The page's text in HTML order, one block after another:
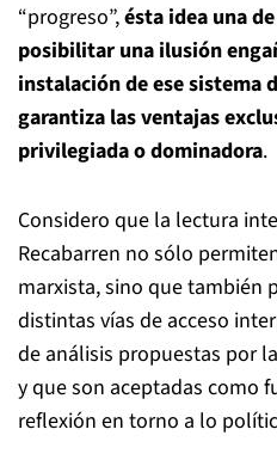
“progreso”,ésta idea una
posibilitar una ilusión
instalación de ese sistema
garantiza las ventajas
privilegiada o dominadora.
Considero que la lectura
Recabarren no sólo
marxista, sino que también
distintas vías de acceso
de análisis propuestas por
y que son aceptadas como
reflexión en torno a lo